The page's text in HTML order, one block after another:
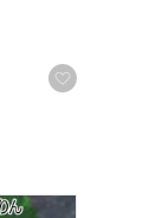
お気に入
らみりん【夏の